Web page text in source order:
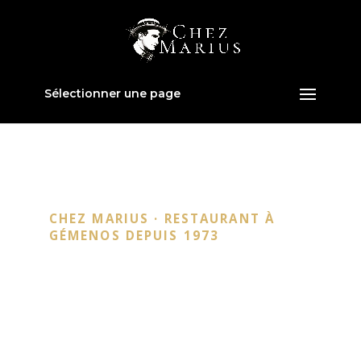
Sélectionner une page
CHEZ MARIUS · RESTAURANT À
GÉMENOS DEPUIS 1973